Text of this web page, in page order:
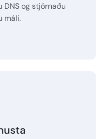
og stjórnaðu
máli.